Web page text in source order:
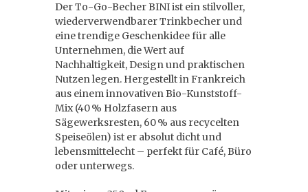
Der To-Go-Becher BINI ist ein stilvoller,
wiederverwendbarer Trinkbecher und
eine trendige Geschenkidee für alle
Unternehmen, die Wert auf
Nachhaltigkeit, Design und praktischen
Nutzen legen. Hergestellt in Frankreich
aus einem innovativen Bio-Kunststoff-
Mix (40 % Holzfasern aus
Sägewerksresten, 60 % aus recycelten
Speiseölen) ist er absolut dicht und
lebensmittelecht – perfekt für Café, Büro
oder unterwegs.